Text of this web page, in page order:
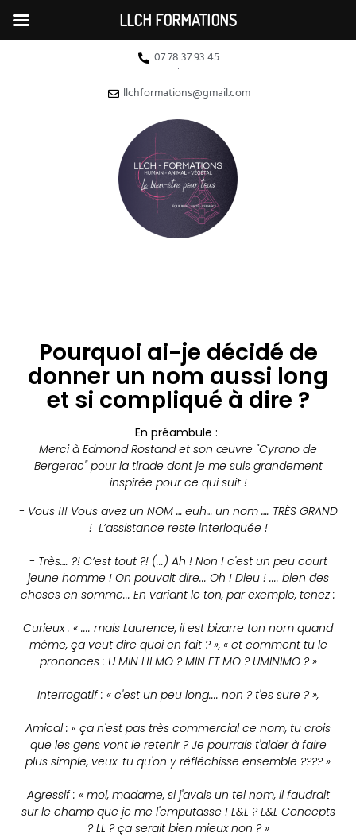
07 78 37 93 45
llchformations@gmail.com
Pourquoi ai-je décidé de
donner un nom aussi long
et si compliqué à dire ?
En préambule :
Merci à Edmond Rostand et son œuvre "Cyrano de
Bergerac" pour la tirade dont je me suis grandement
inspirée pour ce qui suit !
- Vous !!! Vous avez un NOM … euh… un nom …. TRÈS GRAND
! L’assistance reste interloquée !
- Très…. ?! C’est tout ?! (...) Ah ! Non ! c'est un peu court
jeune homme ! On pouvait dire... Oh ! Dieu ! .... bien des
choses en somme... En variant le ton, par exemple, tenez :
Curieux : « .... mais Laurence, il est bizarre ton nom quand
même, ça veut dire quoi en fait ? », « et comment tu le
prononces : U MIN HI MO ? MIN ET MO ? UMINIMO ? »
Interrogatif : « c'est un peu long.... non ? t'es sure ? »,
Amical : « ça n'est pas très commercial ce nom, tu crois
que les gens vont le retenir ? Je pourrais t'aider à faire
plus simple, veux-tu qu'on y réfléchisse ensemble ???? »
Agressif : « moi, madame, si j'avais un tel nom, il faudrait
sur le champ que je me l'emputasse ! L&L ? L&L Concepts
? LL ? ça serait bien mieux non ? »
LLCH FORMATIONS